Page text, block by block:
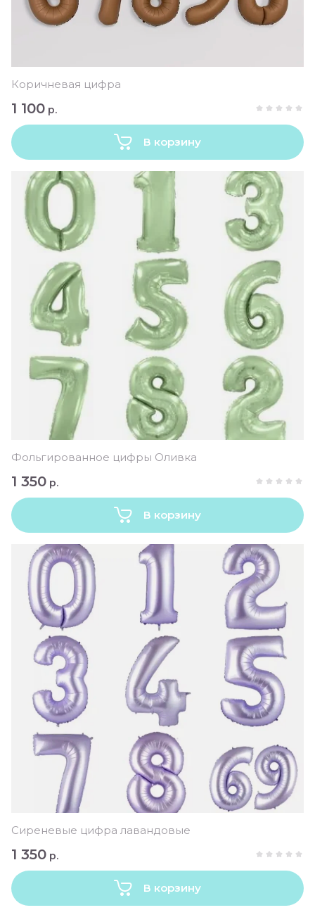
Коричневая цифра
1 100 р.
В корзину
Фольгированное цифры Оливка
1 350 р.
В корзину
Сиреневые цифра лавандовые
1 350 р.
В корзину